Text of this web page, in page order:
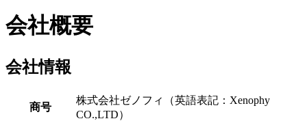
会社概要
会社情報
商号
株式会社ゼノフィ（英語表記：Xenophy
CO.,LTD）